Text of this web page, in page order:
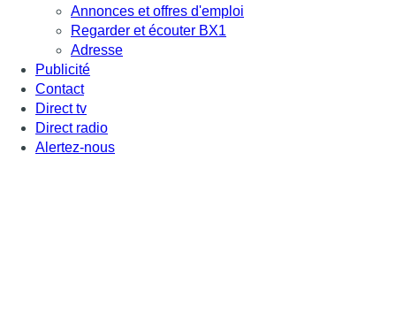
Annonces et offres d'emploi
Regarder et écouter BX1
Adresse
Publicité
Contact
Direct tv
Direct radio
Alertez-nous